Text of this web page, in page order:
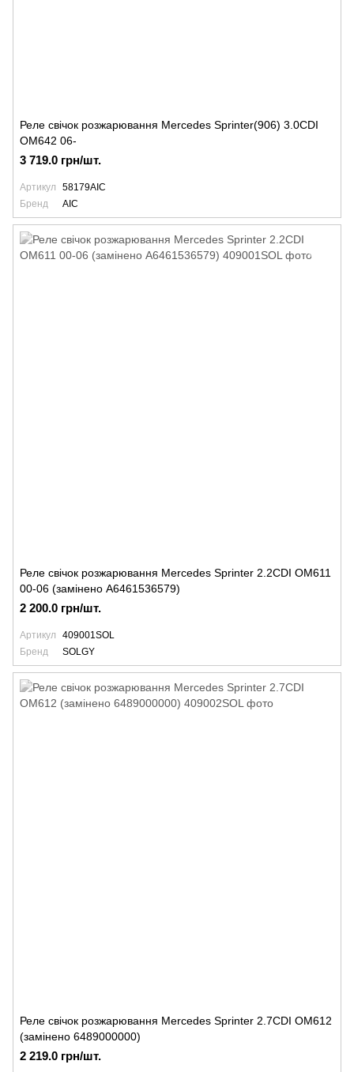
Реле свічок розжарювання Mercedes Sprinter(906) 3.0CDI
OM642 06-
3 719.0 грн/шт.
Артикул
58179AIC
Бренд
AIC
Реле свічок розжарювання Mercedes Sprinter 2.2CDI OM611
00-06 (замінено A6461536579)
2 200.0 грн/шт.
Артикул
409001SOL
Бренд
SOLGY
Реле свічок розжарювання Mercedes Sprinter 2.7CDI OM612
(замінено 6489000000)
2 219.0 грн/шт.